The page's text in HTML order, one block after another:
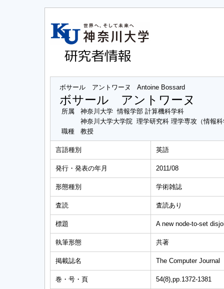
ボサール アントワーヌ Antoine Bossard
ボサール アントワーヌ
所属
神奈川大学 情報学部 計算機科学科
神奈川大学大学院 理学研究科 理学専攻（情報
職種
教授
言語種別 英語
発行・発表の年月 2011/08
形態種別 学術雑誌
査読 査読あり
標題 A new node-to-set
執筆形態 共著
掲載誌名 The Computer Journal
巻・号・頁 54(8),pp.1372-1381